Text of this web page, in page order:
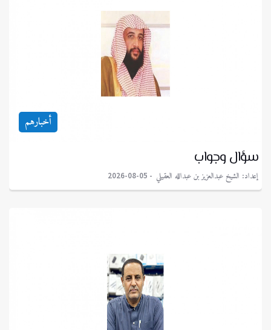
أخبارهم
سؤال وجواب
إعداد: الشيخ عبدالعزيز بن عبدالله العقيلي 2026-08-05